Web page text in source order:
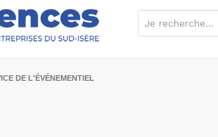
DE L'ÉVÉNEMENTIEL